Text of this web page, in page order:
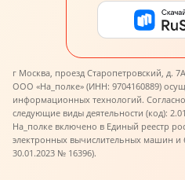
г Москва, проезд Старопетровский, д.
ООО «На_полке» (ИНН: 9704160889)
информационных технологий.
следующие виды деятельности (код):
На_полке включено в Единый реестр
электронных вычислительных машин и
30.01.2023 № 16396).